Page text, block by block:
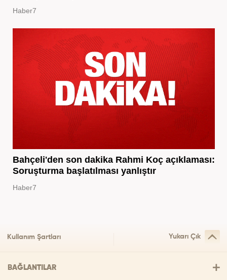
Haber7
Bahçeli'den son dakika Rahmi Koç açıklaması:
Soruşturma başlatılması yanlıştır
Haber7
Kullanım Şartları Yukarı Çık
BAĞLANTILAR